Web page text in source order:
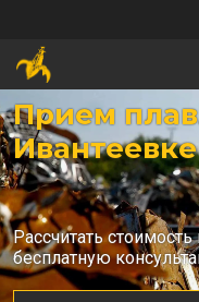
Прием
Ивантеевке
Рассчитать
бесплатную